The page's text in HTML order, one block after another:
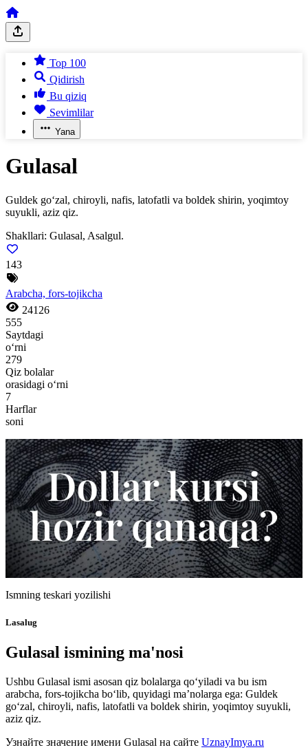
Top 100
Qidirish
Bu qiziq
Sevimlilar
Yana
Gulasal
Guldek go‘zal, chiroyli, nafis, latofatli va boldek shirin, yoqimtoy
suyukli, aziz qiz.
Shakllari: Gulasal, Asalgul.
143
Arabcha, fors-tojikcha
24126
555
Saytdagi
o‘rni
279
Qiz bolalar
orasidagi o‘rni
7
Harflar
soni
Ismning teskari yozilishi
Lasalug
Gulasal ismining ma'nosi
Ushbu Gulasal ismi asosan qiz bolalarga qo‘yiladi va bu ism
arabcha, fors-tojikcha bo‘lib, quyidagi ma’nolarga ega: Guldek
go‘zal, chiroyli, nafis, latofatli va boldek shirin, yoqimtoy suyukli,
aziz qiz.
Узнайте значение имени Gulasal на сайте UznayImya.ru